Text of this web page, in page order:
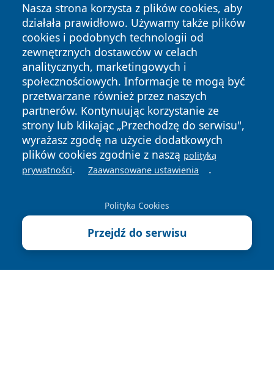
Nasza strona korzysta z plików cookies, aby
działała prawidłowo. Używamy także plików
cookies i podobnych technologii od
zewnętrznych dostawców w celach
analitycznych, marketingowych i
społecznościowych. Informacje te mogą być
przetwarzane również przez naszych
partnerów. Kontynuując korzystanie ze
strony lub klikając „Przechodzę do serwisu",
wyrażasz zgodę na użycie dodatkowych
plików cookies zgodnie z naszą polityką
prywatności. Zaawansowane ustawienia .
Polityka Cookies
Przejdź do serwisu
Polityka